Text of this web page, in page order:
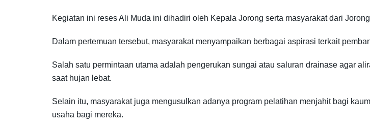
Kegiatan ini reses Ali Muda ini dihadiri oleh Kepala Jorong serta masyarakat dari
Dalam pertemuan tersebut, masyarakat menyampaikan berbagai aspirasi terkait
Salah satu permintaan utama adalah pengerukan sungai atau saluran drainase agar
saat hujan lebat.
Selain itu, masyarakat juga mengusulkan adanya program pelatihan menjahit bagi
usaha bagi mereka.